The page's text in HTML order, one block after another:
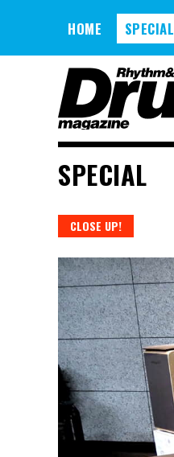
HOME SPECIAL
SPECIAL
CLOSE UP!